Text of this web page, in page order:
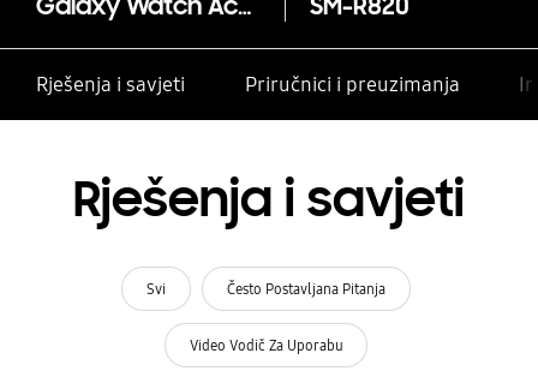
Galaxy Watch Active2 SM-R820 SM-R820
Rješenja i savjeti Priručnici i preuzimanja
Rješenja i savjeti
Svi Često Postavljana Pitanja
Video Vodič Za Uporabu